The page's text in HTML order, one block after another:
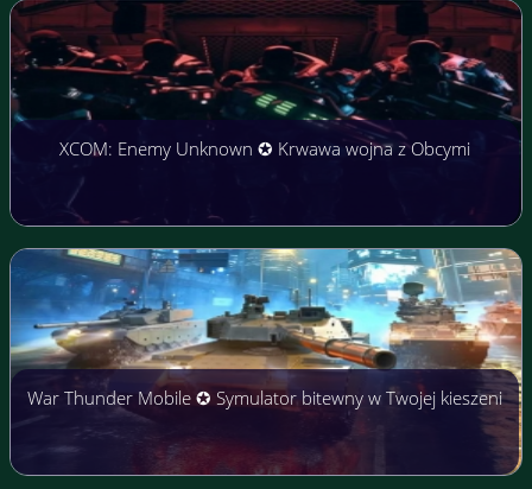
XCOM: Enemy Unknown ✪ Krwawa wojna z Obcymi
War Thunder Mobile ✪ Symulator bitewny w Twojej kieszeni